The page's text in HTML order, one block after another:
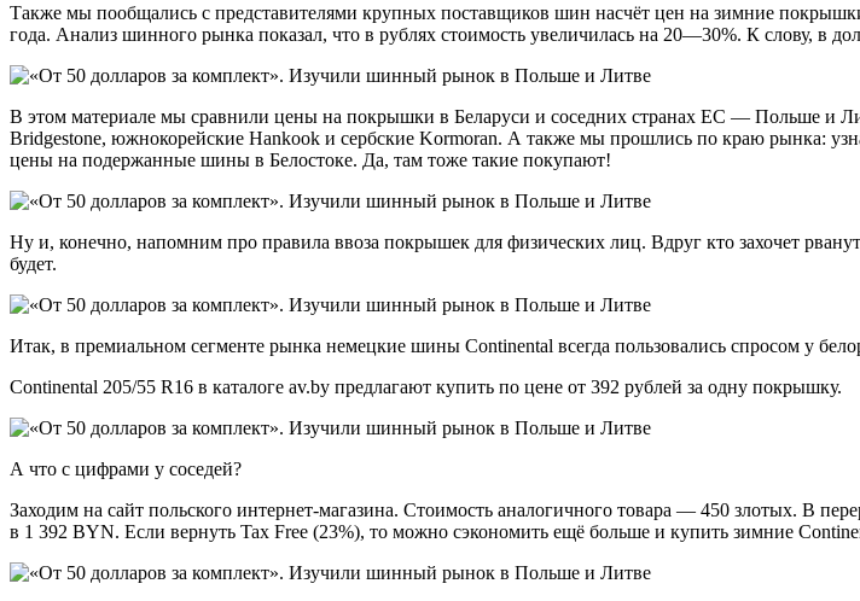
Также мы пообщались с представителями крупных поставщиков шин насчёт цен на зимние
года. Анализ шинного рынка показал, что в рублях стоимость увеличилась на 20—30%. К слову, в
В этом материале мы сравнили цены на покрышки в Беларуси и соседних странах ЕС — Польше и
Bridgestone, южнокорейские Hankook и сербские Kormoran. А также мы прошлись по краю рынка:
цены на подержанные шины в Белостоке. Да, там тоже такие покупают!
Ну и, конечно, напомним про правила ввоза покрышек для физических лиц. Вдруг кто захочет
будет.
Итак, в премиальном сегменте рынка немецкие шины Continental всегда пользовались спросом у
Continental 205/55 R16 в каталоге av.by предлагают купить по цене от 392 рублей за одну покрышку.
А что с цифрами у соседей?
Заходим на сайт польского интернет-магазина. Стоимость аналогичного товара — 450 злотых. В
в 1 392 BYN. Если вернуть Tax Free (23%), то можно сэкономить ещё больше и купить зимние